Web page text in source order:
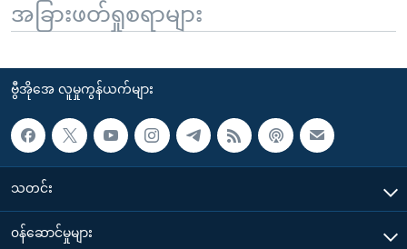
အခြားဖတ်ရှုစရာများ
ဗွီအိုအေ လူမှုကွန်ယက်များ
သတင်း
၀န်ဆောင်မှုများ